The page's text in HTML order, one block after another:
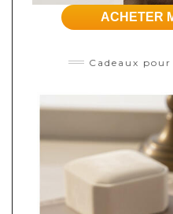
ACHETER
Cadeaux